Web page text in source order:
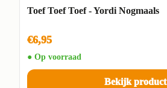
Toef Toef Toef - Yordi Nogmaals
€6,95
● Op voorraad
Bekijk product